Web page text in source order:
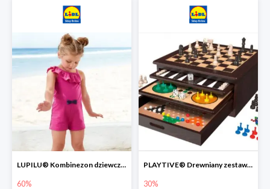
LUPILU® Kombinezon dziewczęcy z bawełny
60%
PLAYTIVE® Drewniany zestaw gier 10 w 1
30%